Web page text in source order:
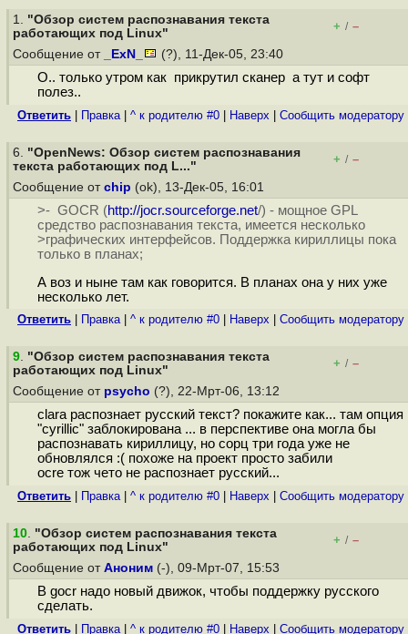
1. "Обзор систем распознавания текста
работающих под Linux"
+ / –
Сообщение от _ExN_ (?), 11-Дек-05, 23:40
О.. только утром как прикрутил сканер а тут и софт
полез..
Ответить Правка| ^ к родителю #0 Наверх Cообщить модератору
6. "OpenNews: Обзор систем распознавания
текста работающих под L..."
+ / –
Сообщение от chip (ok), 13-Дек-05, 16:01
>- GOCR (http://jocr.sourceforge.net/) - мощное GPL
средство распознавания текста, имеется несколько
>графических интерфейсов. Поддержка кириллицы пока
только в планах;
А воз и ныне там как говорится. В планах она у них уже
несколько лет.
Ответить Правка| ^ к родителю #0 Наверх Cообщить модератору
9. "Обзор систем распознавания текста
работающих под Linux"
+ / –
Сообщение от psycho (?), 22-Мрт-06, 13:12
clara распознает русский текст? покажите как... там опция
"cyrillic" заблокирована ... в перспективе она могла бы
распознавать кириллицу, но сорц три года уже не
обновлялся :( похоже на проект просто забили
ocre тож чето не распознает русский...
Ответить Правка| ^ к родителю #0 Наверх Cообщить модератору
10. "Обзор систем распознавания текста
работающих под Linux"
+ / –
Сообщение от Аноним (-), 09-Мрт-07, 15:53
В gocr надо новый движок, чтобы поддержку русского
сделать.
Ответить Правка| ^ к родителю #0 Наверх Cообщить модератору